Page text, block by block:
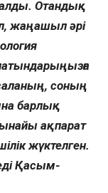
Отандық
жаңашыл әрі
соның
барлық
ақпарат
жүктелген.
Қасым-